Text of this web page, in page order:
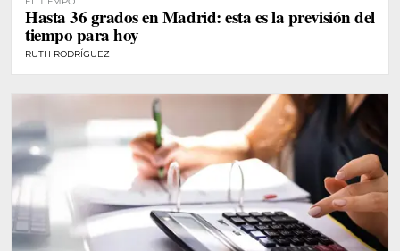
Hasta 36 grados en Madrid: esta es la previsión del
tiempo para hoy
RUTH RODRÍGUEZ